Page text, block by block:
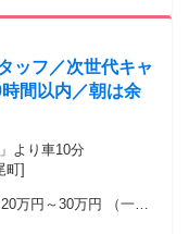
ッフ／次世代キャ
間以内／朝は余
より車10分
町]
万円～30万円 （一律